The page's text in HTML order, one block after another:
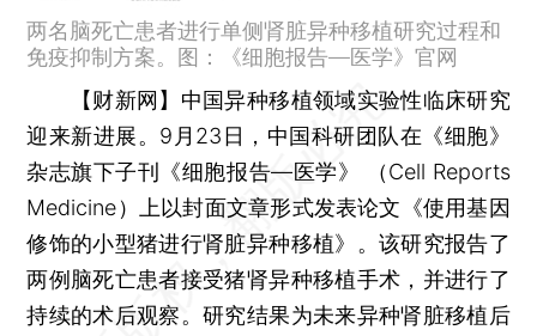
两名脑死亡患者进行单侧肾脏异种移植研究过程和
免疫抑制方案。图：《细胞报告—医学》官网
【财新网】 中国异种移植领域实验性临床研究
迎来新进展。9月23日，中国科研团队在《细胞》
杂志旗下子刊《细胞报告—医学》 （Cell Reports
Medicine）上以封面文章形式发表论文《使用基因
修饰的小型猪进行肾脏异种移植》。该研究报告了
两例脑死亡患者接受猪肾异种移植手术，并进行了
持续的术后观察。研究结果为未来异种肾脏移植后